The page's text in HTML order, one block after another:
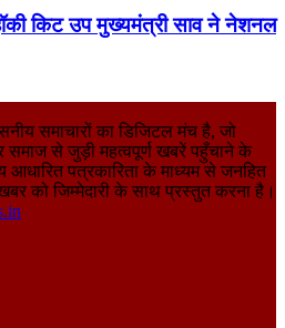
किट उप मुख्यमंत्री साव ने नेशनल
समाचारों का डिजिटल मंच है, जो
से जुड़ी महत्वपूर्ण खबरें पहुँचाने के
आधारित पत्रकारिता के माध्यम से जनहित
को जिम्मेदारी के साथ प्रस्तुत करना है।